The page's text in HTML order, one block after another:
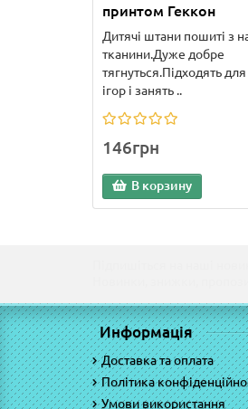
принтом Геккон
Дитячі штани пошиті з
тканини.Дуже добре
тягнуться.Підходять
ігор і занять ..
146грн
В корзину
Информація
Доставка та оплата
Політика
Умови використання